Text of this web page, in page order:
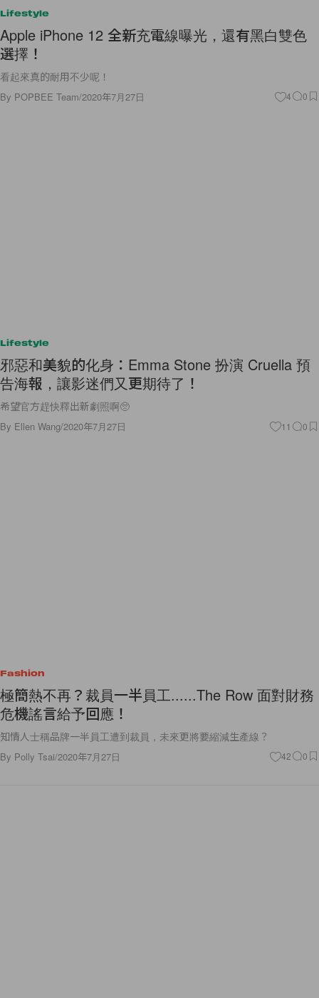
Lifestyle
Apple iPhone 12 全新充電線曝光，還有黑白雙色
選擇！
看起來真的耐用不少呢！
By POPBEE Team/2020年7月27日 4 0
Lifestyle
邪惡和美貌的化身：Emma Stone 扮演 Cruella 預
告海報，讓影迷們又更期待了！
希望官方趕快釋出新劇照啊🥺
By Ellen Wang/2020年7月27日 11 0
Fashion
極簡熱不再？裁員一半員工......The Row 面對財務
危機謠言給予回應！
知情人士稱品牌一半員工遭到裁員，未來更將要縮減生產線？
By Polly Tsai/2020年7月27日 42 0